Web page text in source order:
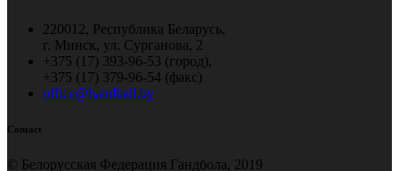
220012, Республика Беларусь,
г. Минск, ул. Сурганова, 2
+375 (17) 393-96-53 (город),
+375 (17) 379-96-54 (факс)
office@handball.by
Contact
© Белорусская Федерация Гандбола, 2019